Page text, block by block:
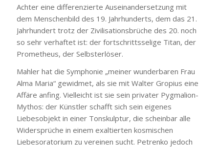
Achter eine differenzierte Auseinandersetzung mit
dem Menschenbild des 19. Jahrhunderts, dem das 21.
Jahrhundert trotz der Zivilisationsbrüche des 20. noch
so sehr verhaftet ist: der fortschrittsselige Titan, der
Prometheus, der Selbsterlöser.
Mahler hat die Symphonie „meiner wunderbaren Frau
Alma Maria“ gewidmet, als sie mit Walter Gropius eine
Affäre anfing. Vielleicht ist sie sein privater Pygmalion-
Mythos: der Künstler schafft sich sein eigenes
Liebesobjekt in einer Tonskulptur, die scheinbar alle
Widersprüche in einem exaltierten kosmischen
Liebesoratorium zu vereinen sucht. Petrenko jedoch